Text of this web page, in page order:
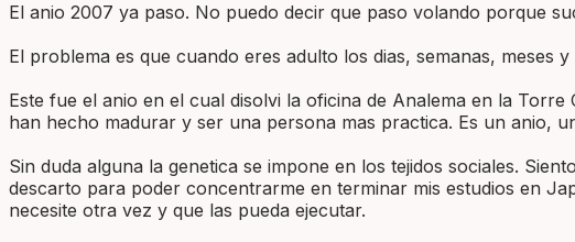
El anio 2007 ya paso. No puedo decir que paso volando porque
El problema es que cuando eres adulto los dias, semanas, meses
Este fue el anio en el cual disolvi la oficina de Analema en la
han hecho madurar y ser una persona mas practica. Es un anio,
Sin duda alguna la genetica se impone en los tejidos sociales.
descarto para poder concentrarme en terminar mis estudios en
necesite otra vez y que las pueda ejecutar.